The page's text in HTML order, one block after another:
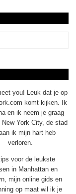
you! Leuk dat je op
komt kijken. Ik
en ik neem je graag
New York City, de stad
ik mijn hart heb
verloren.
voor de leukste
in Manhattan en
mijn online gids en
op maat wil ik je